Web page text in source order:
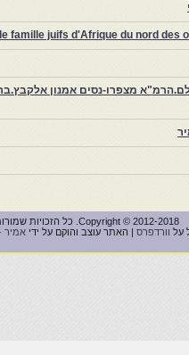
famille juifs d'Afrique du nord des
Copyright © 2012-2018. כל הזכויות שמורות.
על וורדפרס | האתר עוצב והוקם על ידי אמיר